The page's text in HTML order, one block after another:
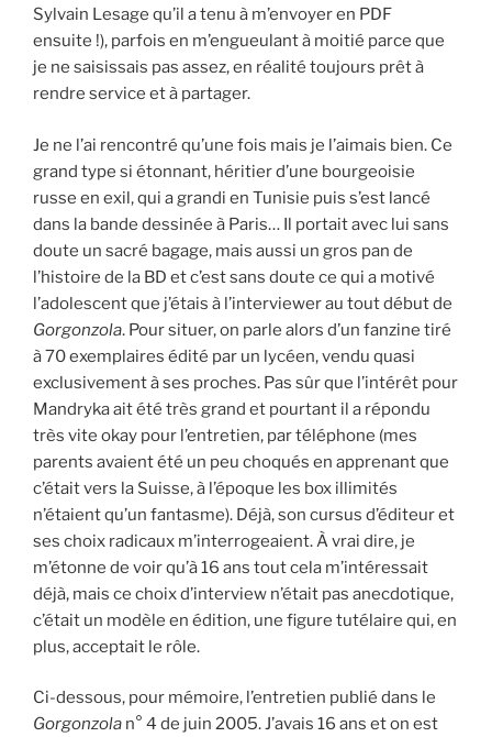
Sylvain Lesage qu’il a tenu à m’envoyer en PDF
ensuite !), parfois en m’engueulant à moitié parce que
je ne saisissais pas assez, en réalité toujours prêt à
rendre service et à partager.
Je ne l’ai rencontré qu’une fois mais je l’aimais bien. Ce
grand type si étonnant, héritier d’une bourgeoisie
russe en exil, qui a grandi en Tunisie puis s’est lancé
dans la bande dessinée à Paris… Il portait avec lui sans
doute un sacré bagage, mais aussi un gros pan de
l’histoire de la BD et c’est sans doute ce qui a motivé
l’adolescent que j’étais à l’interviewer au tout début de
Gorgonzola. Pour situer, on parle alors d’un fanzine tiré
à 70 exemplaires édité par un lycéen, vendu quasi
exclusivement à ses proches. Pas sûr que l’intérêt pour
Mandryka ait été très grand et pourtant il a répondu
très vite okay pour l’entretien, par téléphone (mes
parents avaient été un peu choqués en apprenant que
c’était vers la Suisse, à l’époque les box illimités
n’étaient qu’un fantasme). Déjà, son cursus d’éditeur et
ses choix radicaux m’interrogeaient. À vrai dire, je
m’étonne de voir qu’à 16 ans tout cela m’intéressait
déjà, mais ce choix d’interview n’était pas anecdotique,
c’était un modèle en édition, une figure tutélaire qui, en
plus, acceptait le rôle.
Ci-dessous, pour mémoire, l’entretien publié dans le
Gorgonzola n° 4 de juin 2005. J’avais 16 ans et on est